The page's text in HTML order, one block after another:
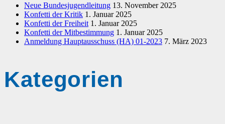
Neue Bundesjugendleitung 13. November 2025
Konfetti der Kritik 1. Januar 2025
Konfetti der Freiheit 1. Januar 2025
Konfetti der Mitbestimmung 1. Januar 2025
Anmeldung Hauptausschuss (HA) 01-2023 7. März 2023
Kategorien